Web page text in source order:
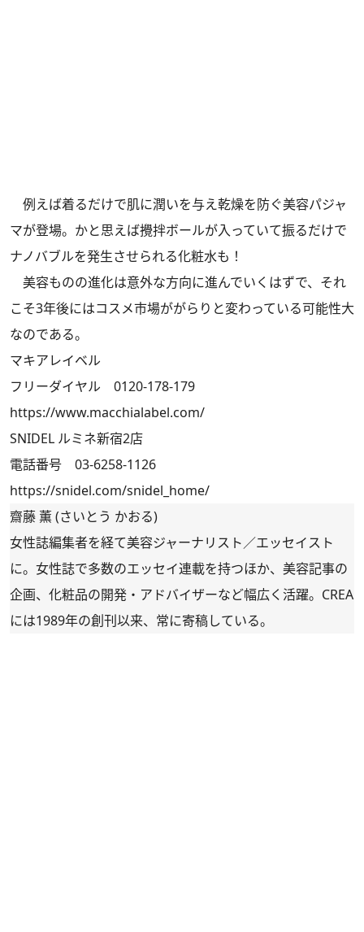
例えば着るだけで肌に潤いを与え乾燥を防ぐ美容パジャ
マが登場。かと思えば攪拌ボールが入っていて振るだけで
ナノバブルを発生させられる化粧水も！
美容ものの進化は意外な方向に進んでいくはずで、それ
こそ3年後にはコスメ市場ががらりと変わっている可能性大
なのである。
マキアレイベル
フリーダイヤル 0120-178-179
https://www.macchialabel.com/
SNIDEL ルミネ新宿2店
電話番号 03-6258-1126
https://snidel.com/snidel_home/
齋藤 薫 (さいとう かおる)
女性誌編集者を経て美容ジャーナリスト／エッセイスト
に。女性誌で多数のエッセイ連載を持つほか、美容記事の
企画、化粧品の開発・アドバイザーなど幅広く活躍。CREA
には1989年の創刊以来、常に寄稿している。